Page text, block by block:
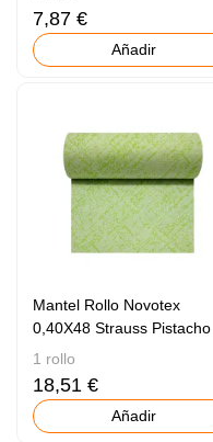
7,87 €
Añadir
Mantel Rollo Novotex
0,40X48 Strauss Pistacho
1 rollo
18,51 €
Añadir